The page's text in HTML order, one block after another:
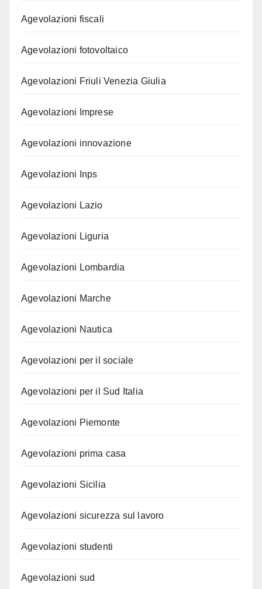
Agevolazioni fiscali
Agevolazioni fotovoltaico
Agevolazioni Friuli Venezia Giulia
Agevolazioni Imprese
Agevolazioni innovazione
Agevolazioni Inps
Agevolazioni Lazio
Agevolazioni Liguria
Agevolazioni Lombardia
Agevolazioni Marche
Agevolazioni Nautica
Agevolazioni per il sociale
Agevolazioni per il Sud Italia
Agevolazioni Piemonte
Agevolazioni prima casa
Agevolazioni Sicilia
Agevolazioni sicurezza sul lavoro
Agevolazioni studenti
Agevolazioni sud